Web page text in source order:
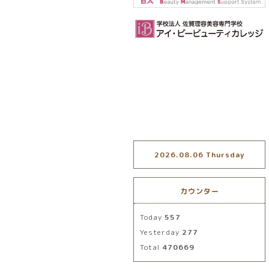
2026.08.06 Thursday
カウンター
Today 557
Yesterday 277
Total 470669